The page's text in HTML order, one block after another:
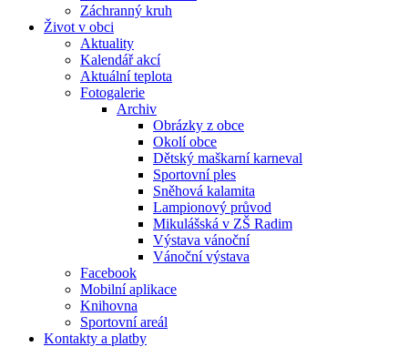
Záchranný kruh
Život v obci
Aktuality
Kalendář akcí
Aktuální teplota
Fotogalerie
Archiv
Obrázky z obce
Okolí obce
Dětský maškarní karneval
Sportovní ples
Sněhová kalamita
Lampionový průvod
Mikulášská v ZŠ Radim
Výstava vánoční
Vánoční výstava
Facebook
Mobilní aplikace
Knihovna
Sportovní areál
Kontakty a platby